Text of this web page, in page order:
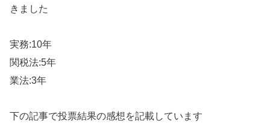
きました
実務:10年
関税法:5年
業法:3年
下の記事で投票結果の感想を記載しています